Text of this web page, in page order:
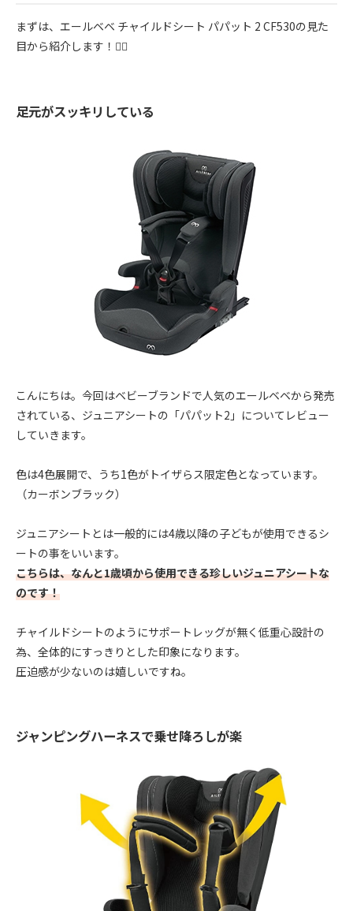
まずは、エールベベ チャイルドシート パパット 2 CF530の見た
目から紹介します！💁‍♀️
足元がスッキリしている
こんにちは。今回はベビーブランドで人気のエールベベから発売
されている、ジュニアシートの「パパット2」についてレビュー
していきます。
色は4色展開で、うち1色がトイザらス限定色となっています。
（カーボンブラック）
ジュニアシートとは一般的には4歳以降の子どもが使用できるシ
ートの事をいいます。
こちらは、なんと1歳頃から使用できる珍しいジュニアシートな
のです！
チャイルドシートのようにサポートレッグが無く低重心設計の
為、全体的にすっきりとした印象になります。
圧迫感が少ないのは嬉しいですね。
ジャンピングハーネスで乗せ降ろしが楽